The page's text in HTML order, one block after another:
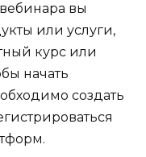
вы
или услуги,
курс или
начать
создать